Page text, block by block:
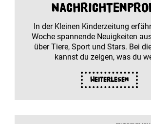
In der Kleinen Kinderzeitung
Woche spannende Neuigkeiten
über Tiere, Sport und Stars. Bei
kannst du zeigen, was du
Weiterlesen